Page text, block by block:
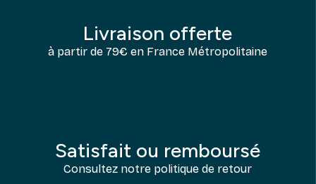
Livraison offerte
à partir de 79€ en France Métropolitaine
Satisfait ou remboursé
Consultez notre politique de retour